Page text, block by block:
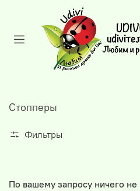
Стопперы
Фильтры
По вашему запросу ничего не